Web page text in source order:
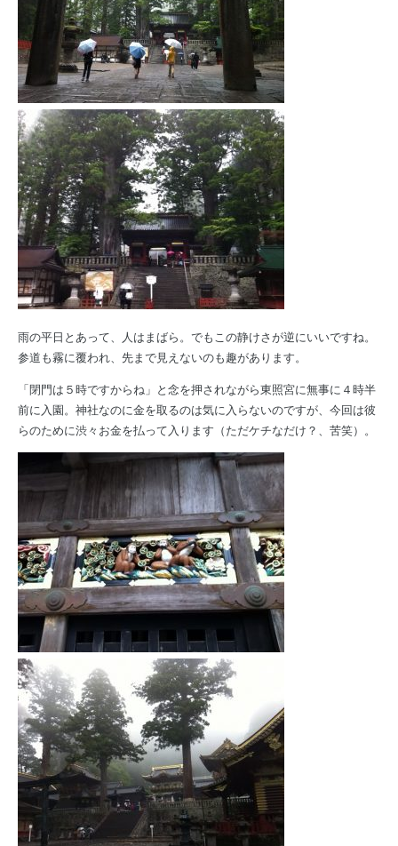
雨の平日とあって、人はまばら。でもこの静けさが逆にいいですね。
参道も霧に覆われ、先まで見えないのも趣があります。
「閉門は５時ですからね」と念を押されながら東照宮に無事に４時半
前に入園。神社なのに金を取るのは気に入らないのですが、今回は彼
らのために渋々お金を払って入ります（ただケチなだけ？、苦笑）。